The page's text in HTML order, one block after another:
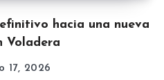
hacia una nueva
Voladera
17, 2026